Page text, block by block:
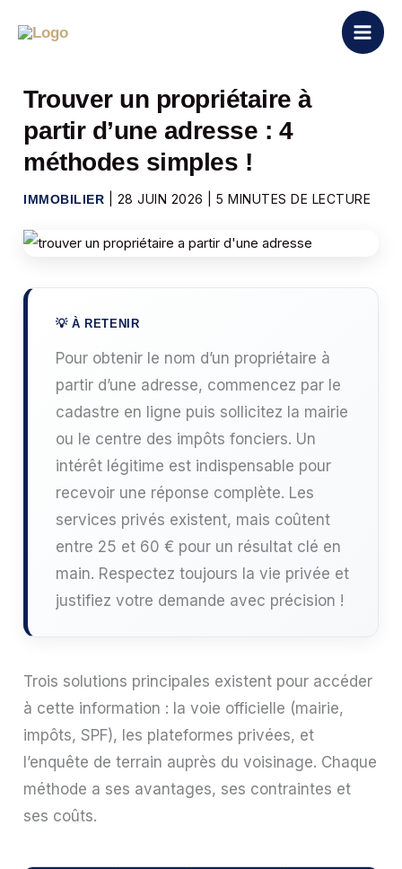
Trouver un propriétaire à
partir d’une adresse : 4
méthodes simples !
IMMOBILIER 28 JUIN 2026 |5 MINUTES DE LECTURE
Pour obtenir le nom d’un propriétaire à
partir d’une adresse, commencez par le
cadastre en ligne puis sollicitez la mairie
ou le centre des impôts fonciers. Un
intérêt légitime est indispensable pour
recevoir une réponse complète. Les
services privés existent, mais coûtent
entre 25 et 60 € pour un résultat clé en
main. Respectez toujours la vie privée et
justifiez votre demande avec précision !
Trois solutions principales existent pour accéder
à cette information : la voie officielle (mairie,
impôts, SPF), les plateformes privées, et
l’enquête de terrain auprès du voisinage. Chaque
méthode a ses avantages, ses contraintes et
ses coûts.